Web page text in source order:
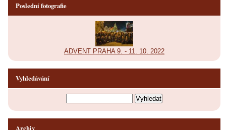
Poslední fotografie
ADVENT PRAHA 9. - 11. 10. 2022
Vyhledávání
Archiv